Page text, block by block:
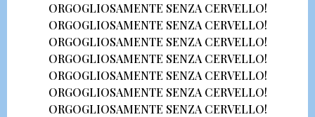
ORGOGLIOSAMENTE SENZA CERVELLO!
ORGOGLIOSAMENTE SENZA CERVELLO!
ORGOGLIOSAMENTE SENZA CERVELLO!
ORGOGLIOSAMENTE SENZA CERVELLO!
ORGOGLIOSAMENTE SENZA CERVELLO!
ORGOGLIOSAMENTE SENZA CERVELLO!
ORGOGLIOSAMENTE SENZA CERVELLO!